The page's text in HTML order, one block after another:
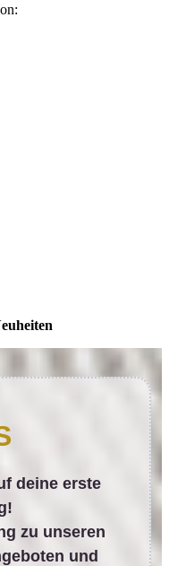
deine erste
zu unseren
und